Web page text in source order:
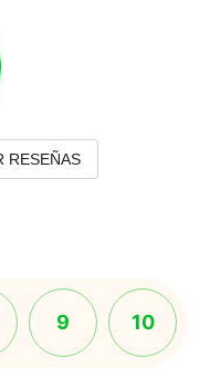
RESEÑAS
9 10